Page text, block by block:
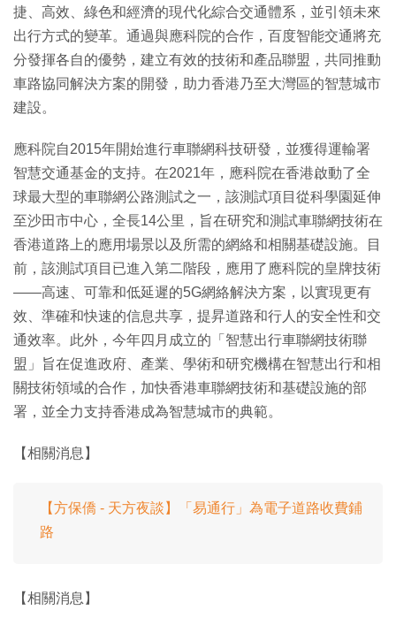
捷、高效、綠色和經濟的現代化綜合交通體系，並引領未來
出行方式的變革。通過與應科院的合作，百度智能交通將充
分發揮各自的優勢，建立有效的技術和產品聯盟，共同推動
車路協同解決方案的開發，助力香港乃至大灣區的智慧城市
建設。
應科院自2015年開始進行車聯網科技研發，並獲得運輸署
智慧交通基金的支持。在2021年，應科院在香港啟動了全
球最大型的車聯網公路測試之一，該測試項目從科學園延伸
至沙田市中心，全長14公里，旨在研究和測試車聯網技術在
香港道路上的應用場景以及所需的網絡和相關基礎設施。目
前，該測試項目已進入第二階段，應用了應科院的皇牌技術
——高速、可靠和低延遲的5G網絡解決方案，以實現更有
效、準確和快速的信息共享，提昇道路和行人的安全性和交
通效率。此外，今年四月成立的「智慧出行車聯網技術聯
盟」旨在促進政府、產業、學術和研究機構在智慧出行和相
關技術領域的合作，加快香港車聯網技術和基礎設施的部
署，並全力支持香港成為智慧城市的典範。
【相關消息】
【方保僑 - 天方夜談】「易通行」為電子道路收費鋪
路
【相關消息】